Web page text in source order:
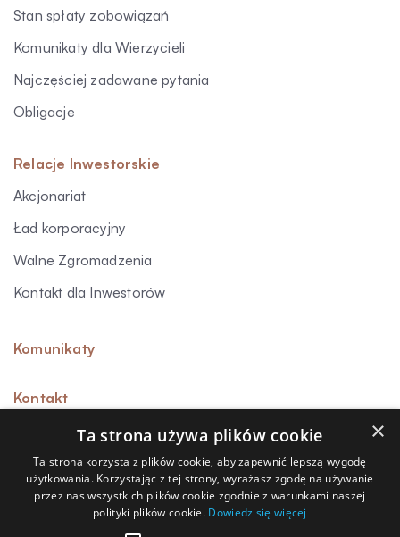
Stan spłaty zobowiązań
Komunikaty dla Wierzycieli
Najczęściej zadawane pytania
Obligacje
Relacje Inwestorskie
Akcjonariat
Ład korporacyjny
Walne Zgromadzenia
Kontakt dla Inwestorów
Komunikaty
Kontakt
Sygnalista
Polityka prywatności
×
Ta strona używa plików cookie
Ta strona korzysta z plików cookie, aby zapewnić lepszą wygodę
użytkowania. Korzystając z tej strony, wyrażasz zgodę na używanie
przez nas wszystkich plików cookie zgodnie z warunkami naszej
polityki plików cookie. Dowiedz się więcej